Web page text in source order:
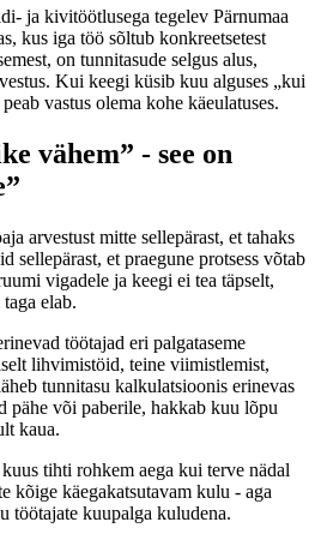
ja kivitöötlusega tegelev Pärnumaa
kus iga töö sõltub konkreetsetest
on tunnitasude selgus alus,
Kui keegi küsib kuu alguses „kui
vastus olema kohe käeulatuses.
vähem” - see on
arvestust mitte sellepärast, et tahaks
sellepärast, et praegune protsess võtab
vigadele ja keegi ei tea täpselt,
elab.
töötajad eri palgataseme
lihvimistöid, teine viimistlemist,
tunnitasu kalkulatsioonis erinevas
pähe või paberile, hakkab kuu lõpu
kaua.
tihti rohkem aega kui terve nädal
kõige käegakatsutavam kulu - aga
töötajate kuupalga kuludena.